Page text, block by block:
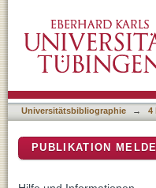
with LRRC37A/2
Universitätsbibliographie → 4
PUBLIKATION